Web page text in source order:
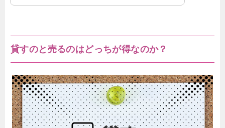
貸すのと売るのはどっちが得なのか？